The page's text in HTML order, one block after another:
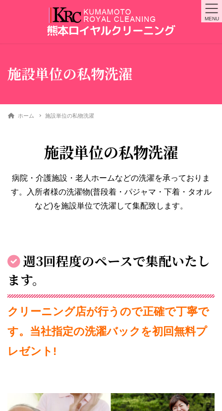
施設単位の私物洗濯
ホーム 施設単位の私物洗濯
施設単位の私物洗濯
病院・介護施設・老人ホームなどの洗濯を承っておりま
す。入所者様の洗濯物(普段着・パジャマ・下着・タオル
など)を施設単位で洗濯して集配致します。
週3回程度のペースで集配いたし
ます。
クリーニング店が行うので正確で丁寧で
す。当社指定の洗濯バックを初回無料プ
レゼント!
MENU